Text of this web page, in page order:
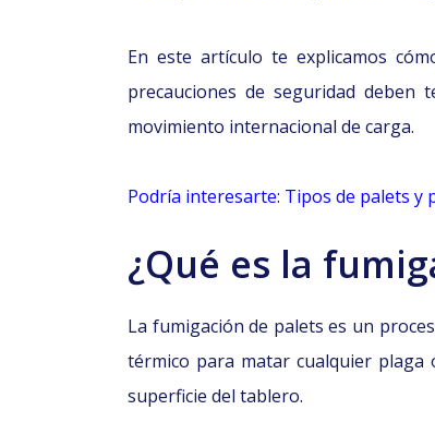
En este artículo te explicamos
precauciones de seguridad
movimiento internacional de carga.
Podría interesarte: Tipos de palets y
¿Qué es la
La fumigación de palets es un
térmico para matar cualquier
superficie del tablero.